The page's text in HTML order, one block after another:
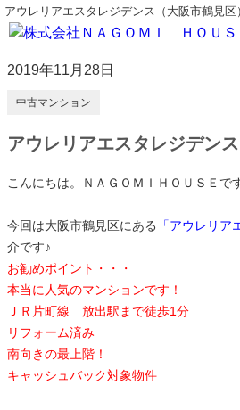
アウレリアエスタレジデンス（大阪市鶴見区
2019年11月28日
中古マンション
アウレリアエスタレジデン
こんにちは。ＮＡＧＯＭＩＨＯＵＳＥで
今回は大阪市鶴見区にある 「アウレリア
介です♪
お勧めポイント・・・
本当に人気のマンションです！
ＪＲ片町線 放出駅まで徒歩1分
リフォーム済み
南向きの最上階！
キャッシュバック対象物件